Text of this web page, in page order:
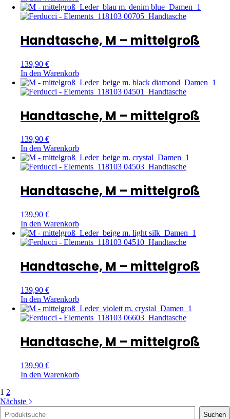
Handtasche, M – mittelgroß
139,90 €
In den Warenkorb
Handtasche, M – mittelgroß
139,90 €
In den Warenkorb
Handtasche, M – mittelgroß
139,90 €
In den Warenkorb
Handtasche, M – mittelgroß
139,90 €
In den Warenkorb
Handtasche, M – mittelgroß
139,90 €
In den Warenkorb
1 2
Nächste
Suche
Suchen